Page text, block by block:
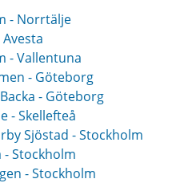
- Norrtälje
- Vallentuna
- Göteborg
- Göteborg
- Skellefteå
Sjöstad - Stockholm
Stockholm
- Stockholm